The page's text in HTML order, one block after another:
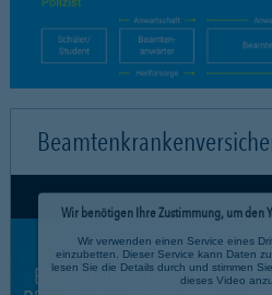
Wir benötigen Ihre Zustimmung, um den
Wir verwenden einen Service eines
einzubetten. Dieser Service kann Daten
lesen Sie die Details durch und stimmen
dieses Video